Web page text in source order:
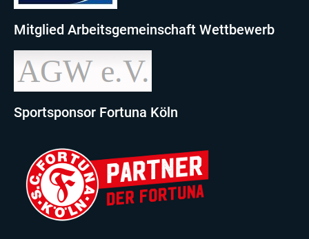
Mitglied Arbeitsgemeinschaft Wettbewerb
Sportsponsor Fortuna Köln